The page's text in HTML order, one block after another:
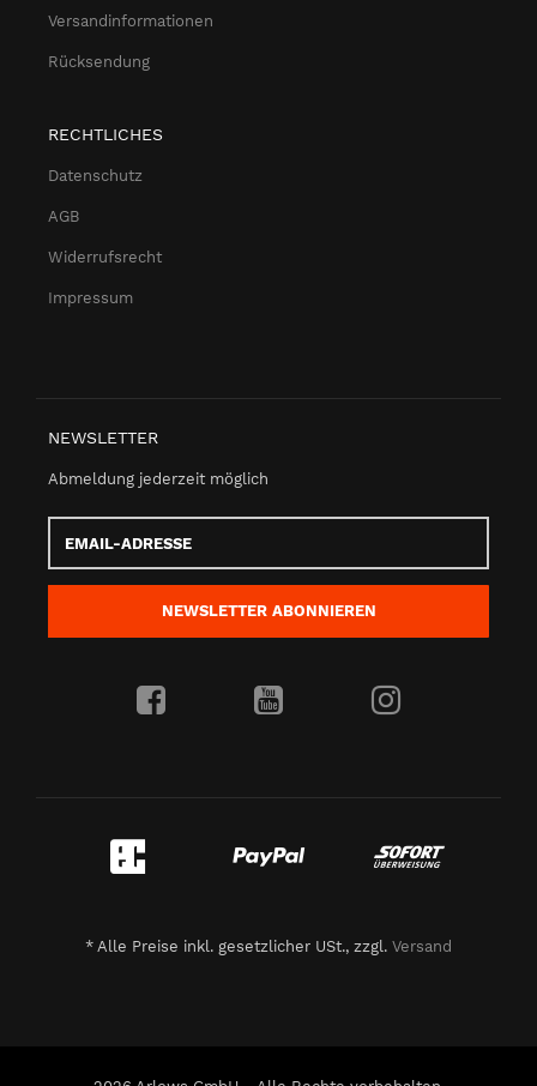
Versandinformationen
Rücksendung
RECHTLICHES
Datenschutz
AGB
Widerrufsrecht
Impressum
NEWSLETTER
Abmeldung jederzeit möglich
Adresse
NEWSLETTER ABONNIEREN
* Alle Preise inkl. gesetzlicher USt., zzgl. Versand